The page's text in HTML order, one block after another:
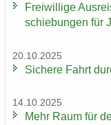
Frei­wil­li­ge
schie­bun­gen für
20.10.2025
Si­che­re Fahrt
14.10.2025
Mehr Raum für